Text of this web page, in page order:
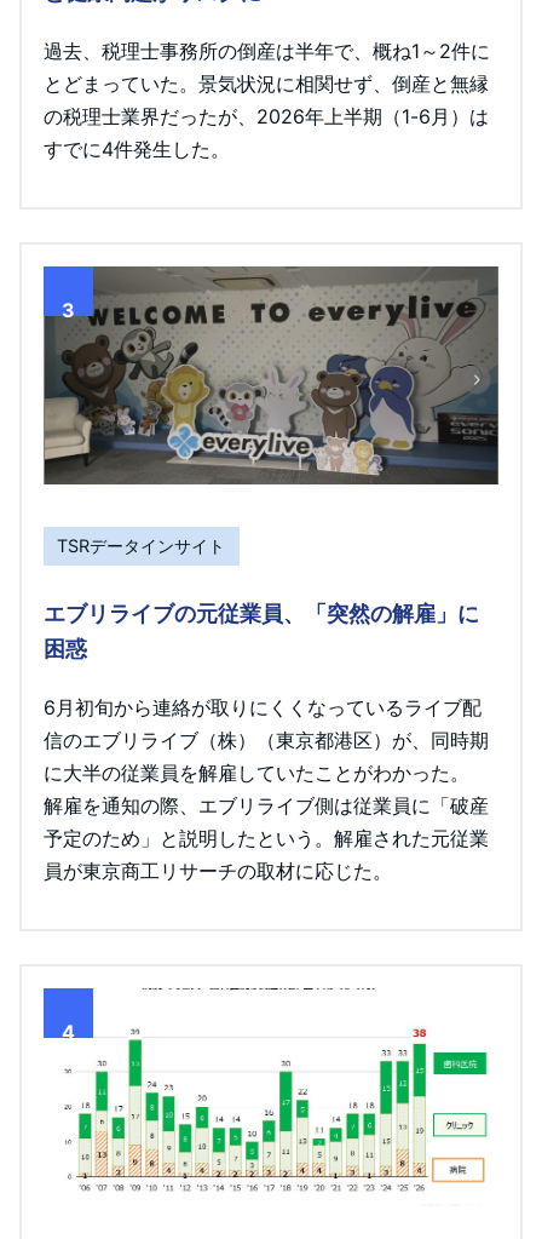
過去、税理士事務所の倒産は半年で、概ね1～2件に
とどまっていた。景気状況に相関せず、倒産と無縁
の税理士業界だったが、2026年上半期（1-6月）は
すでに4件発生した。
3
TSRデータインサイト
エブリライブの元従業員、「突然の解雇」に
困惑
6月初旬から連絡が取りにくくなっているライブ配
信のエブリライブ（株）（東京都港区）が、同時期
に大半の従業員を解雇していたことがわかった。
解雇を通知の際、エブリライブ側は従業員に「破産
予定のため」と説明したという。解雇された元従業
員が東京商工リサーチの取材に応じた。
4